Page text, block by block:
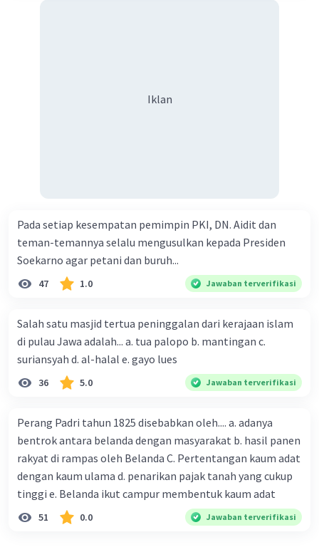
Iklan
Pada setiap kesempatan pemimpin PKI, DN. Aidit dan
teman-temannya selalu mengusulkan kepada Presiden
Soekarno agar petani dan buruh...
47 1.0 Jawaban terverifikasi
Salah satu masjid tertua peninggalan dari kerajaan islam
di pulau Jawa adalah... a. tua palopo b. mantingan c.
suriansyah d. al-halal e. gayo lues
36 5.0 Jawaban terverifikasi
Perang Padri tahun 1825 disebabkan oleh.... a. adanya
bentrok antara belanda dengan masyarakat b. hasil panen
rakyat di rampas oleh Belanda C. Pertentangan kaum adat
dengan kaum ulama d. penarikan pajak tanah yang cukup
tinggi e. Belanda ikut campur membentuk kaum adat
51 0.0 Jawaban terverifikasi